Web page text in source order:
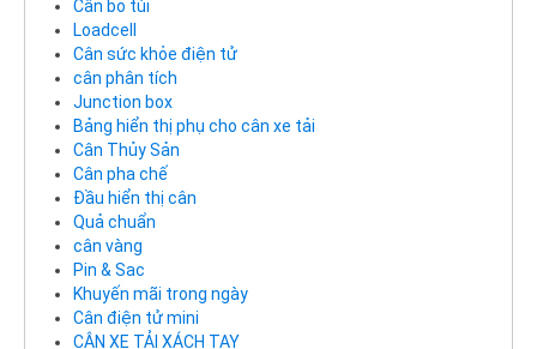
Cân bỏ túi
Loadcell
Cân sức khỏe điện tử
cân phân tích
Junction box
Bảng hiển thị phụ cho cân xe tải
Cân Thủy Sản
Cân pha chế
Đầu hiển thị cân
Quả chuẩn
cân vàng
Pin & Sac
Khuyến mãi trong ngày
Cân điện tử mini
CÂN XE TẢI XÁCH TAY